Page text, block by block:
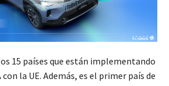
15 países que están implementando
la UE. Además, es el primer país de